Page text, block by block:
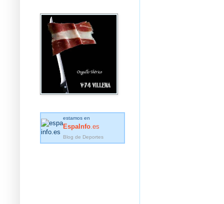
estamos en
EspaInfo .es
Blog de Deportes